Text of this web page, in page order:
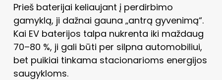
Prieš baterijai keliaujant į perdirbimo
gamyklą, ji dažnai gauna „antrą gyvenimą“.
Kai EV baterijos talpa nukrenta iki maždaug
70–80 %, ji gali būti per silpna automobiliui,
bet puikiai tinkama stacionarioms energijos
saugykloms.